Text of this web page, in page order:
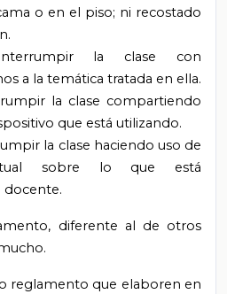
o en el piso; ni recostado
la clase con
a la temática tratada en ella.
la clase compartiendo
que está utilizando.
la clase haciendo uso de
sobre lo que está
diferente al de otros
reglamento que elaboren en